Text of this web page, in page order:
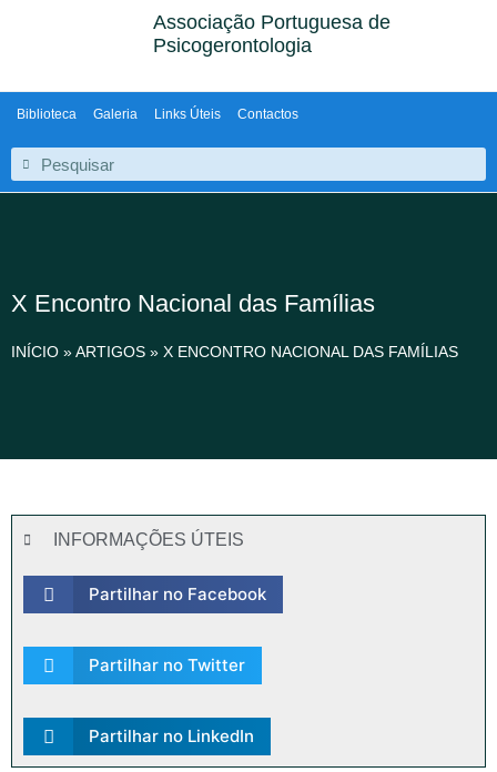
Associação Portuguesa de
Psicogerontologia
Biblioteca Galeria Links Úteis Contactos
X Encontro Nacional das Famílias
INÍCIO »ARTIGOS » X ENCONTRO NACIONAL DAS FAMÍLIAS
INFORMAÇÕES ÚTEIS
Partilhar no Facebook
Partilhar no Twitter
Partilhar no LinkedIn